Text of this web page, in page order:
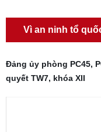
Vì an ninh tổ
Đảng ủy phòng PC45,
quyết TW7, khóa XII